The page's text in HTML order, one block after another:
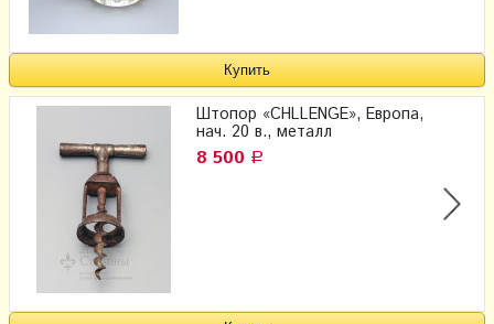
Штопор «CHLLENGE», Европа,
нач. 20 в., металл
8 500 Р